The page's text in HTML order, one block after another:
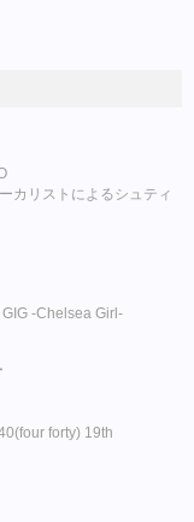
カリストによるシュティ
-Chelsea Girl-
forty) 19th